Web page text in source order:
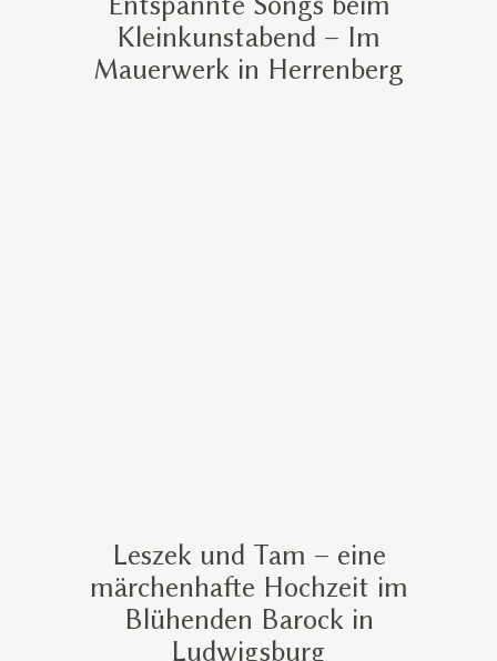
Kleinkunstabend – Im
Mauerwerk in Herrenberg
Leszek und Tam – eine
märchenhafte Hochzeit im
Blühenden Barock in
Ludwigsburg